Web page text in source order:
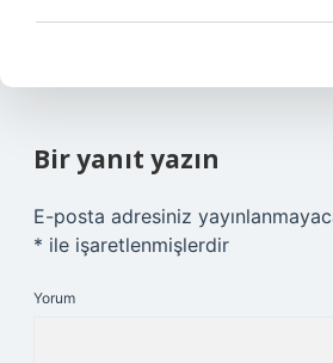
Bir yanıt yazın
E-posta adresiniz
* ile işaretlenmişlerdir
Yorum